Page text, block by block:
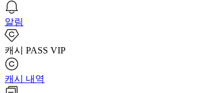
알림
캐시 PASS VIP
캐시 내역